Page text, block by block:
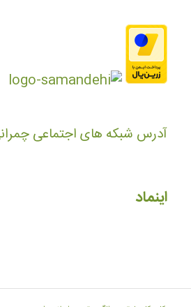
آدرس شبکه های اجتماعی
اینماد